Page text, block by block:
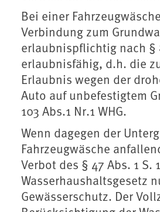
Bei einer
Verbindung zum
erlaubnispflichtig nach §
erlaubnisfähig, d.h. die
Erlaubnis wegen der
Auto auf unbefestigtem
103 Abs.1 Nr.1 WHG.
Wenn dagegen der
Fahrzeugwäsche
Verbot des § 47 Abs. 1
Wasserhaushaltsgesetz
Gewässerschutz. Der